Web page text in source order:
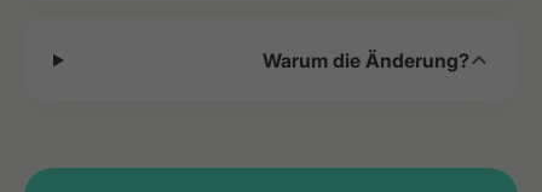
Warum die Änderung?